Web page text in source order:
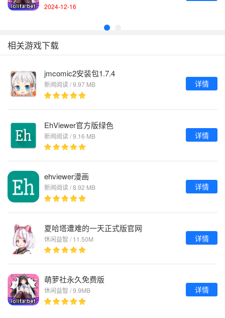
2024-12-16
相关游戏下载
jmcomic2安装包1.7.4
新闻阅读 / 9.97 MB 详情
EhViewer官方版绿色
新闻阅读 / 9.16 MB 详情
ehviewer漫画
新闻阅读 / 8.92 MB 详情
夏哈塔遭难的一天正式版官网
休闲益智 / 11.50M 详情
萌萝社永久免费版
休闲益智 / 9.9MB 详情